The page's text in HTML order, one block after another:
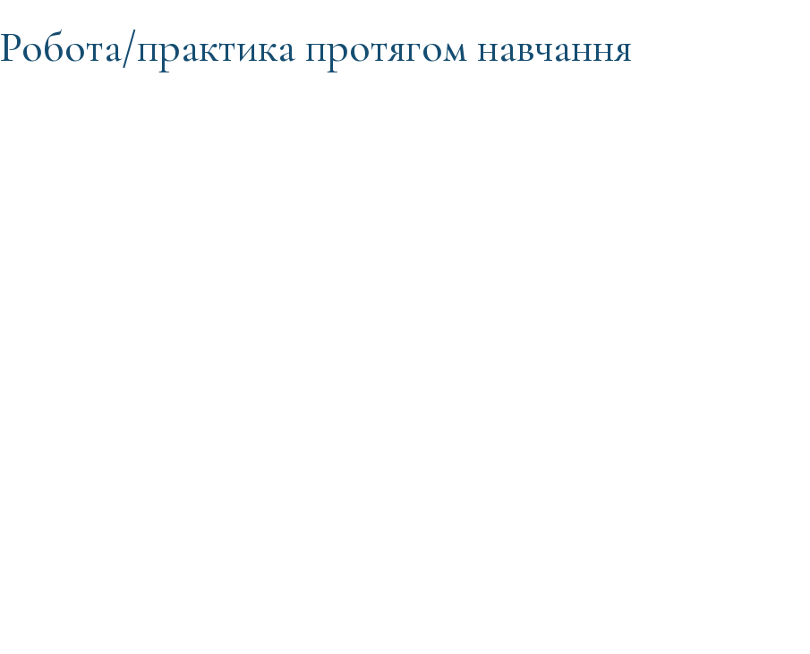
Робота/практика протягом навчання